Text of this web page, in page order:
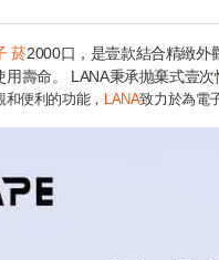
菸​2000口，是壹款結合精緻外
壽命。 LANA秉承抛棄式壹次
便利的功能， LANA致力於為電